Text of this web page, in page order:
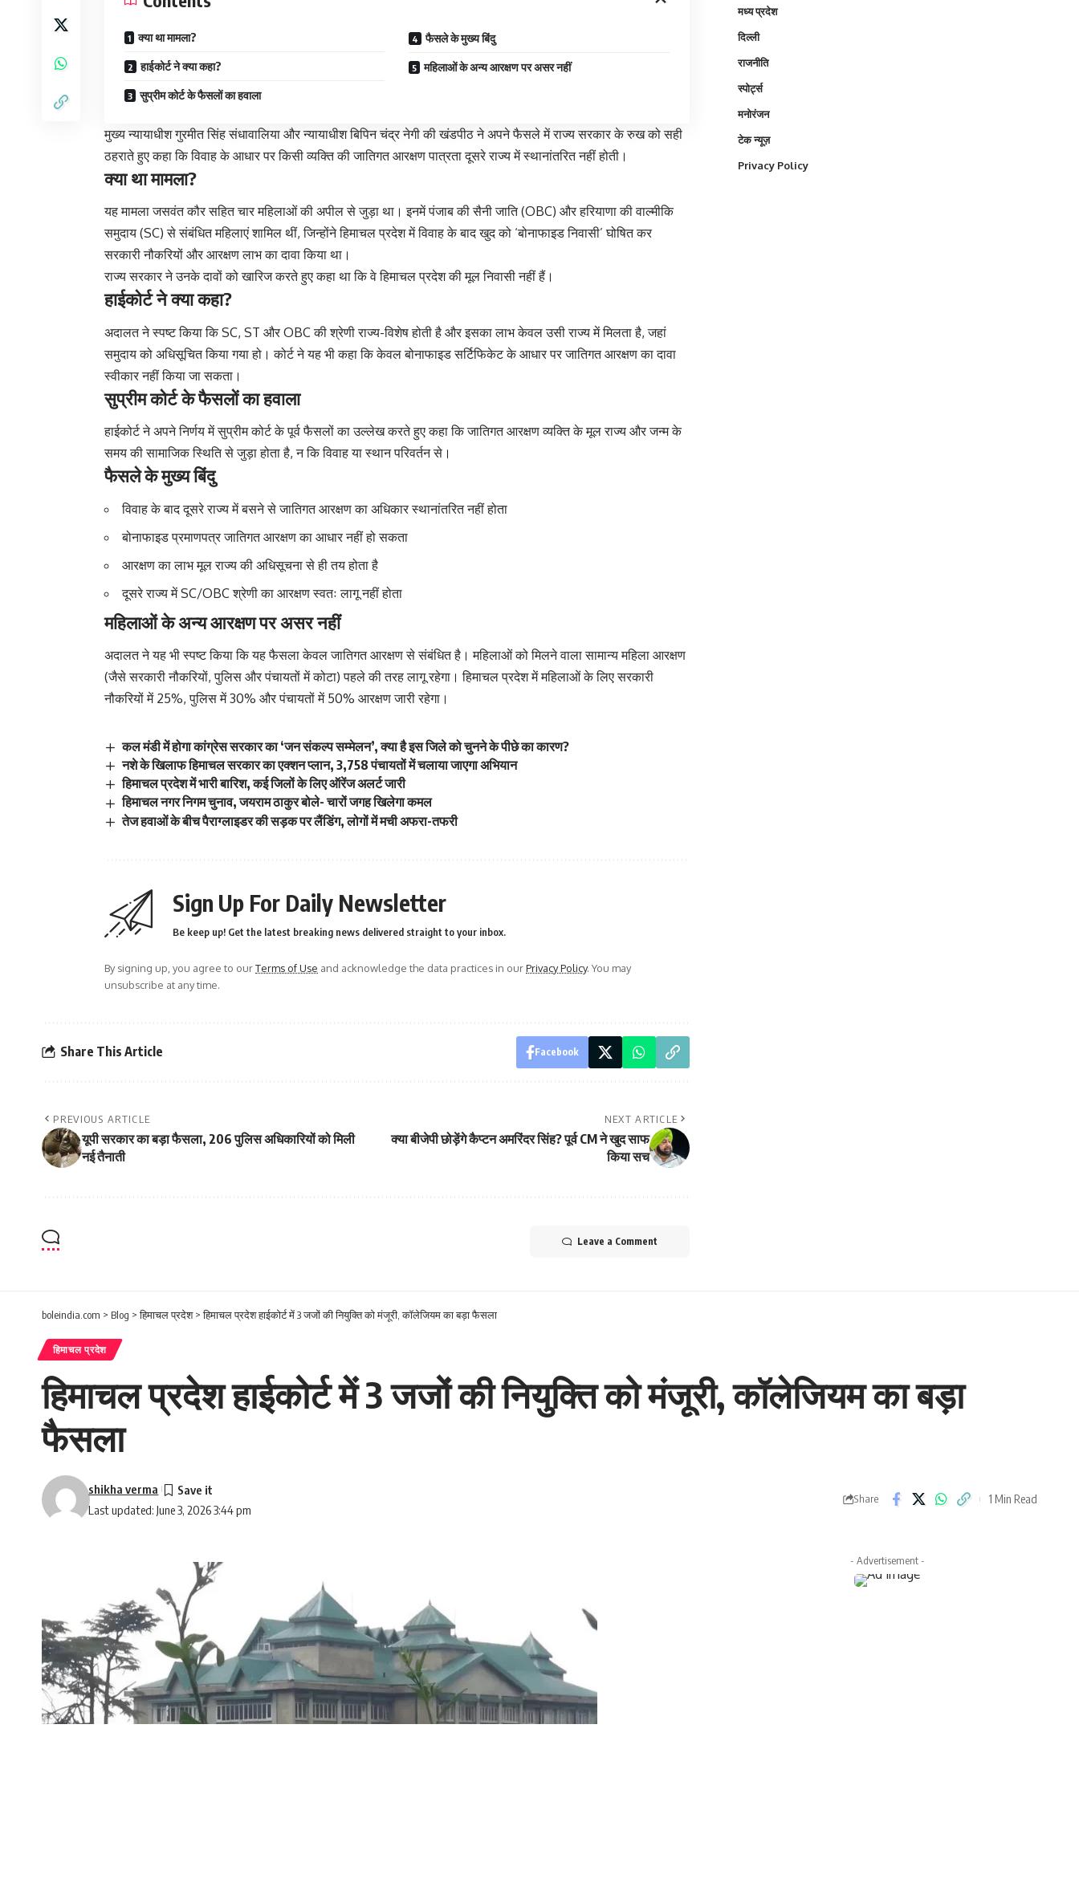
क्या था मामला?
हाईकोर्ट ने क्या कहा?
सुप्रीम कोर्ट के फैसलों का हवाला
फैसले के मुख्य बिंदु
महिलाओं के अन्य आरक्षण पर असर नहीं
मुख्य न्यायाधीश गुरमीत सिंह संधावालिया और न्यायाधीश बिपिन चंद्र नेगी की खंडपीठ ने अपने फैसले में राज्य सरकार के रुख को सही
ठहराते हुए कहा कि विवाह के आधार पर किसी व्यक्ति की जातिगत आरक्षण पात्रता दूसरे राज्य में स्थानांतरित नहीं होती।
क्या था मामला?
यह मामला जसवंत कौर सहित चार महिलाओं की अपील से जुड़ा था। इनमें पंजाब की सैनी जाति (OBC) और हरियाणा की वाल्मीकि
समुदाय (SC) से संबंधित महिलाएं शामिल थीं, जिन्होंने हिमाचल प्रदेश में विवाह के बाद खुद को ‘बोनाफाइड निवासी’ घोषित कर
सरकारी नौकरियों और आरक्षण लाभ का दावा किया था।
राज्य सरकार ने उनके दावों को खारिज करते हुए कहा था कि वे हिमाचल प्रदेश की मूल निवासी नहीं हैं।
हाईकोर्ट ने क्या कहा?
अदालत ने स्पष्ट किया कि SC, ST और OBC की श्रेणी राज्य-विशेष होती है और इसका लाभ केवल उसी राज्य में मिलता है, जहां
समुदाय को अधिसूचित किया गया हो। कोर्ट ने यह भी कहा कि केवल बोनाफाइड सर्टिफिकेट के आधार पर जातिगत आरक्षण का दावा
स्वीकार नहीं किया जा सकता।
सुप्रीम कोर्ट के फैसलों का हवाला
हाईकोर्ट ने अपने निर्णय में सुप्रीम कोर्ट के पूर्व फैसलों का उल्लेख करते हुए कहा कि जातिगत आरक्षण व्यक्ति के मूल राज्य और जन्म के
समय की सामाजिक स्थिति से जुड़ा होता है, न कि विवाह या स्थान परिवर्तन से।
फैसले के मुख्य बिंदु
विवाह के बाद दूसरे राज्य में बसने से जातिगत आरक्षण का अधिकार स्थानांतरित नहीं होता
बोनाफाइड प्रमाणपत्र जातिगत आरक्षण का आधार नहीं हो सकता
आरक्षण का लाभ मूल राज्य की अधिसूचना से ही तय होता है
दूसरे राज्य में SC/OBC श्रेणी का आरक्षण स्वतः लागू नहीं होता
महिलाओं के अन्य आरक्षण पर असर नहीं
अदालत ने यह भी स्पष्ट किया कि यह फैसला केवल जातिगत आरक्षण से संबंधित है। महिलाओं को मिलने वाला सामान्य महिला आरक्षण
(जैसे सरकारी नौकरियों, पुलिस और पंचायतों में कोटा) पहले की तरह लागू रहेगा। हिमाचल प्रदेश में महिलाओं के लिए सरकारी
नौकरियों में 25%, पुलिस में 30% और पंचायतों में 50% आरक्षण जारी रहेगा।
कल मंडी में होगा कांग्रेस सरकार का ‘जन संकल्प सम्मेलन’, क्या है इस जिले को चुनने के पीछे का कारण?
नशे के खिलाफ हिमाचल सरकार का एक्शन प्लान, 3,758 पंचायतों में चलाया जाएगा अभियान
हिमाचल प्रदेश में भारी बारिश, कई जिलों के लिए ऑरेंज अलर्ट जारी
हिमाचल नगर निगम चुनाव, जयराम ठाकुर बोले- चारों जगह खिलेगा कमल
तेज हवाओं के बीच पैराग्लाइडर की सड़क पर लैंडिंग, लोगों में मची अफरा-तफरी
Sign Up For Daily Newsletter
Be keep up! Get the latest breaking news delivered straight to your inbox.
By signing up, you agree to ourTerms of Use and acknowledge the data practices in ourPrivacy Policy. You may
unsubscribe at any time.
Share This Article Facebook
PREVIOUS ARTICLE
यूपी सरकार का बड़ा फैसला, 206 पुलिस अधिकारियों को मिली
नई तैनाती
NEXT ARTICLE
क्या बीजेपी छोड़ेंगे कैप्टन अमरिंदर सिंह? पूर्व CM ने खुद साफ
किया सच
Leave a Comment
मध्य प्रदेश
दिल्ली
राजनीति
स्पोर्ट्स
मनोरंजन
टेक न्यूज़
Privacy Policy
boleindia.com > Blog >हिमाचल प्रदेश>हिमाचल प्रदेश हाईकोर्ट में 3 जजों की नियुक्ति को मंजूरी, कॉलेजियम का बड़ा फैसला
हिमाचल प्रदेश
हिमाचल प्रदेश हाईकोर्ट में 3 जजों की नियुक्ति को मंजूरी, कॉलेजियम का बड़ा
फैसला
Last updated: June 3, 2026 3:44 pm
shikha verma
Share 1 Min Read
- Advertisement -